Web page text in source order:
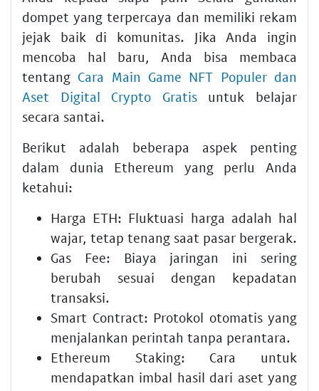
dompet yang terpercaya dan memiliki rekam
jejak baik di komunitas. Jika Anda ingin
mencoba hal baru, Anda bisa membaca
tentang Cara Main Game NFT Populer dan
Aset Digital Crypto Gratisuntuk belajar
secara santai.
Berikut adalah beberapa aspek penting
dalam dunia Ethereum yang perlu Anda
ketahui:
Harga ETH: Fluktuasi harga adalah hal
wajar, tetap tenang saat pasar bergerak.
Gas Fee: Biaya jaringan ini sering
berubah sesuai dengan kepadatan
transaksi.
Smart Contract: Protokol otomatis yang
menjalankan perintah tanpa perantara.
Ethereum Staking: Cara untuk
mendapatkan imbal hasil dari aset yang